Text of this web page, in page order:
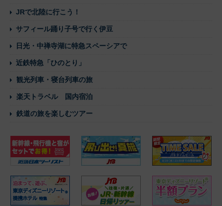
JRで北陸に行こう！
サフィール踊り子号で行く伊豆
日光・中禅寺湖に特急スペーシアで
近鉄特急「ひのとり」
観光列車・寝台列車の旅
楽天トラベル 国内宿泊
鉄道の旅を楽しむツアー